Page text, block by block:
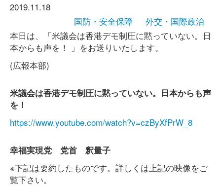
2019.11.18
国防・安全保障
外交・国際政治
本日は、「米議会は香港デモ制圧に黙っていない。日
本からも声を！ 」をお送りいたします。
(広報本部)
米議会は香港デモ制圧に黙っていない。日本からも声
を！
https://www.youtube.com/watch?v=czByXfPrW_8
幸福実現党 党首 釈量子
※下記は要約したものです。詳しくは上記の映像をご
覧下さい。